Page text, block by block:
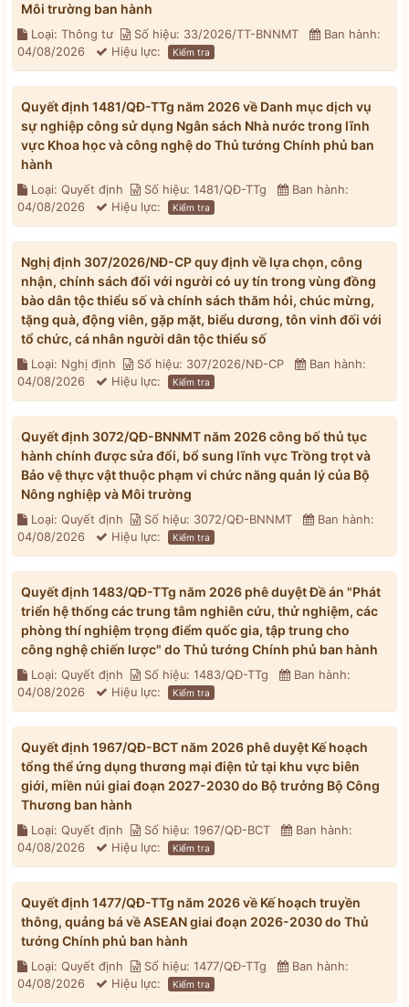
Môi trường ban hành
Loại: Thông tư Số hiệu: 33/2026/TT-BNNMT
Ban hành:
04/08/2026
Hiệu lực: Kiểm tra
Quyết định 1481/QĐ-TTg năm 2026 về Danh mục dịch vụ
sự nghiệp công sử dụng Ngân sách Nhà nước trong lĩnh
vực Khoa học và công nghệ do Thủ tướng Chính phủ ban
hành
Loại: Quyết định Số hiệu: 1481/QĐ-TTg
Ban hành:
04/08/2026
Hiệu lực: Kiểm tra
Nghị định 307/2026/NĐ-CP quy định về lựa chọn, công
nhận, chính sách đối với người có uy tín trong vùng đồng
bào dân tộc thiểu số và chính sách thăm hỏi, chúc mừng,
tặng quà, động viên, gặp mặt, biểu dương, tôn vinh đối với
tổ chức, cá nhân người dân tộc thiểu số
Loại: Nghị định Số hiệu: 307/2026/NĐ-CP
Ban hành:
04/08/2026
Hiệu lực: Kiểm tra
Quyết định 3072/QĐ-BNNMT năm 2026 công bố thủ tục
hành chính được sửa đổi, bổ sung lĩnh vực Trồng trọt và
Bảo vệ thực vật thuộc phạm vi chức năng quản lý của Bộ
Nông nghiệp và Môi trường
Loại: Quyết định Số hiệu: 3072/QĐ-BNNMT
Ban hành:
04/08/2026
Hiệu lực: Kiểm tra
Quyết định 1483/QĐ-TTg năm 2026 phê duyệt Đề án "Phát
triển hệ thống các trung tâm nghiên cứu, thử nghiệm, các
phòng thí nghiệm trọng điểm quốc gia, tập trung cho
công nghệ chiến lược" do Thủ tướng Chính phủ ban hành
Loại: Quyết định Số hiệu: 1483/QĐ-TTg
Ban hành:
04/08/2026
Hiệu lực: Kiểm tra
Quyết định 1967/QĐ-BCT năm 2026 phê duyệt Kế hoạch
tổng thể ứng dụng thương mại điện tử tại khu vực biên
giới, miền núi giai đoạn 2027-2030 do Bộ trưởng Bộ Công
Thương ban hành
Loại: Quyết định Số hiệu: 1967/QĐ-BCT
Ban hành:
04/08/2026
Hiệu lực: Kiểm tra
Quyết định 1477/QĐ-TTg năm 2026 về Kế hoạch truyền
thông, quảng bá về ASEAN giai đoạn 2026-2030 do Thủ
tướng Chính phủ ban hành
Loại: Quyết định Số hiệu: 1477/QĐ-TTg
Ban hành:
04/08/2026
Hiệu lực: Kiểm tra